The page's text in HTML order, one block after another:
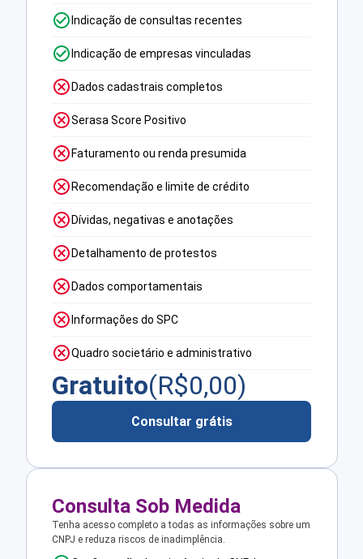
Indicação de consultas recentes
Indicação de empresas vinculadas
Dados cadastrais completos
Serasa Score Positivo
Faturamento ou renda presumida
Recomendação e limite de crédito
Dívidas, negativas e anotações
Detalhamento de protestos
Dados comportamentais
Informações do SPC
Quadro societário e administrativo
Gratuito(R$0,00)
Consultar grátis
Consulta Sob Medida
Tenha acesso completo a todas as informações sobre um
CNPJ e reduza riscos de inadimplência.